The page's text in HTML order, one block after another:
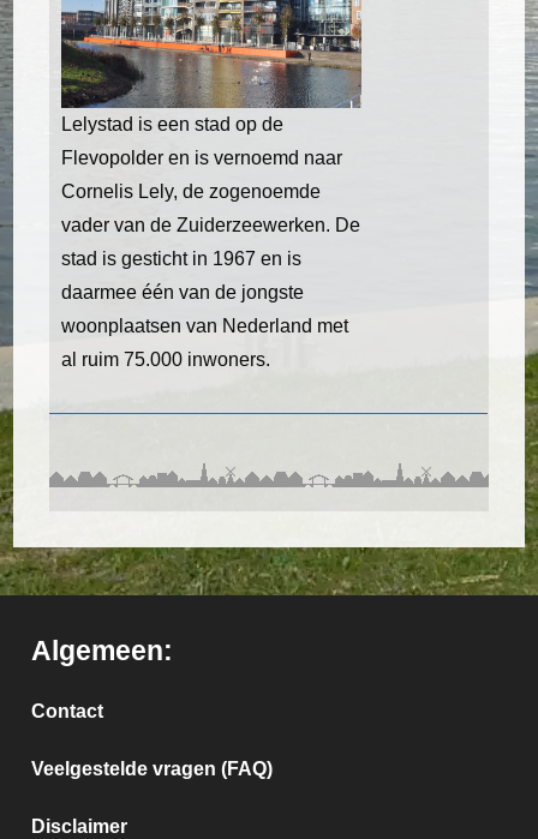
Lelystad is een stad op de
Flevopolder en is vernoemd naar
Cornelis Lely, de zogenoemde
vader van de Zuiderzeewerken. De
stad is gesticht in 1967 en is
daarmee één van de jongste
woonplaatsen van Nederland met
al ruim 75.000 inwoners.
Algemeen:
Contact
Veelgestelde vragen (FAQ)
Disclaimer